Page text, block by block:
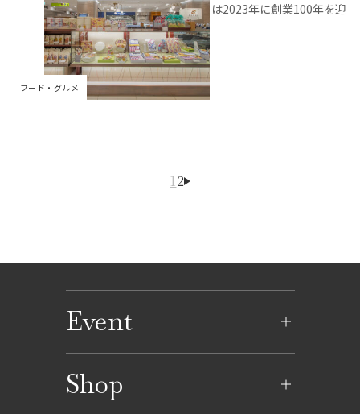
フード・グルメ
私たちは2023年に創業100年を迎
えま...
12
Event
イベントカレンダー
Shop